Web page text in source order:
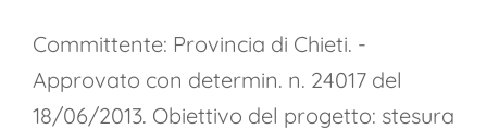
Committente: Provincia di Chieti. -
Approvato con determin. n. 24017 del
18/06/2013. Obiettivo del progetto: stesura